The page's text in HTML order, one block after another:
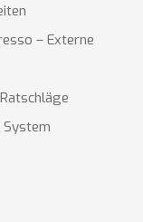
– Externe